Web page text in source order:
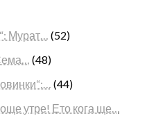
Мурат… (52)
(48)
(44)
утре! Ето кога ще…